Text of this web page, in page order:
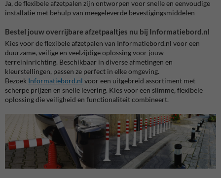
Ja, de flexibele afzetpalen zijn ontworpen voor snelle en eenvoudige
installatie met behulp van meegeleverde bevestigingsmiddelen
Bestel jouw overrijbare afzetpaaltjes nu bij Informatiebord.nl
Kies voor de flexibele afzetpalen van Informatiebord.nl voor een
duurzame, veilige en veelzijdige oplossing voor jouw
terreininrichting. Beschikbaar in diverse afmetingen en
kleurstellingen, passen ze perfect in elke omgeving.
Bezoek Informatiebord.nl voor een uitgebreid assortiment met
scherpe prijzen en snelle levering. Kies voor een slimme, flexibele
oplossing die veiligheid en functionaliteit combineert.